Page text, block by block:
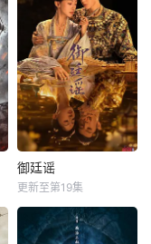
御廷谣
更新至第19集